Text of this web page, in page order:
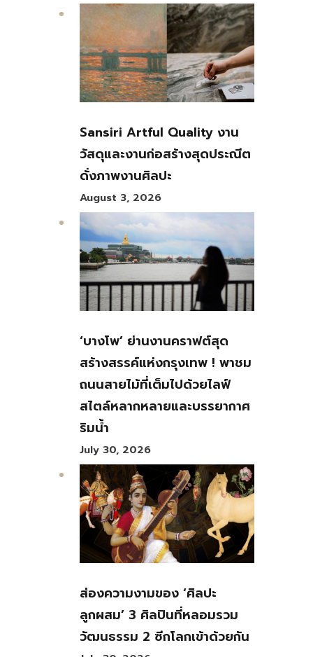
Sansiri Artful Quality งาน
วัสดุและงานก่อสร้างสุดประณีต
ดั่งภาพงานศิลปะ
August 3, 2026
‘บางโพ’ ย่านงานคราฟต์สุด
สร้างสรรค์แห่งกรุงเทพ ! พาชม
ถนนสายไม้ที่เต็มไปด้วยไลฟ์
สไตล์หลากหลายและบรรยากาศ
ริมน้ำ
July 30, 2026
ส่องความงามของ ‘ศิลปะ
ลูกผสม’ 3 ศิลปินที่หลอมรวม
วัฒนธรรม 2 ซีกโลกเข้าด้วยกัน